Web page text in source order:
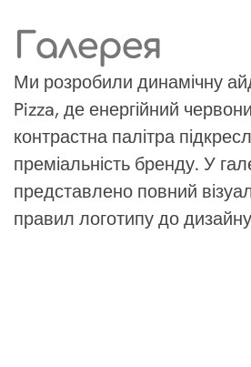
Галерея
Ми розробили динамічну
Pizza, де енергійний
контрастна палітра
преміальність бренду. У
представлено повний
правил логотипу до